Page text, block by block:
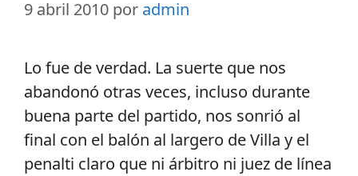
9 abril 2010 por admin
Lo fue de verdad. La suerte que nos
abandonó otras veces, incluso durante
buena parte del partido, nos sonrió al
final con el balón al largero de Villa y el
penalti claro que ni árbitro ni juez de línea